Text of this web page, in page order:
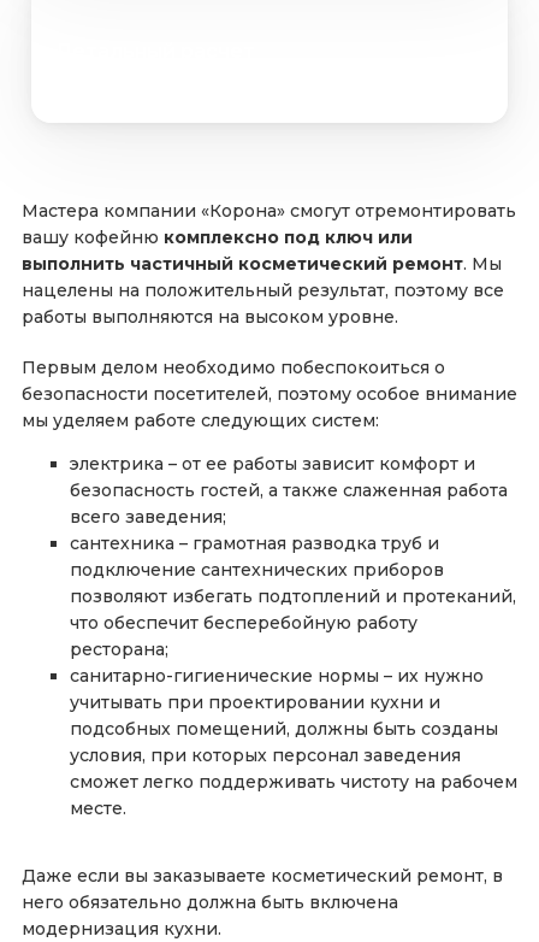
Мастера компании «Корона» смогут отремонтировать
вашу кофейню комплексно под ключ или
выполнить частичный косметический ремонт. Мы
нацелены на положительный результат, поэтому все
работы выполняются на высоком уровне.
Первым делом необходимо побеспокоиться о
безопасности посетителей, поэтому особое внимание
мы уделяем работе следующих систем:
электрика – от ее работы зависит комфорт и
безопасность гостей, а также слаженная работа
всего заведения;
сантехника – грамотная разводка труб и
подключение сантехнических приборов
позволяют избегать подтоплений и протеканий,
что обеспечит бесперебойную работу
ресторана;
санитарно-гигиенические нормы – их нужно
учитывать при проектировании кухни и
подсобных помещений, должны быть созданы
условия, при которых персонал заведения
сможет легко поддерживать чистоту на рабочем
месте.
Даже если вы заказываете косметический ремонт, в
него обязательно должна быть включена
модернизация кухни.